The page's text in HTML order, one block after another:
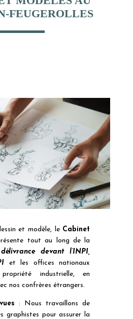
FEUGEROLLES
et modèle, le Cabinet
tout au long de la
devant l’INPI,
et les offices nationaux
industrielle, en
nos confrères étrangers.
: Nous travaillons de
graphistes pour assurer la